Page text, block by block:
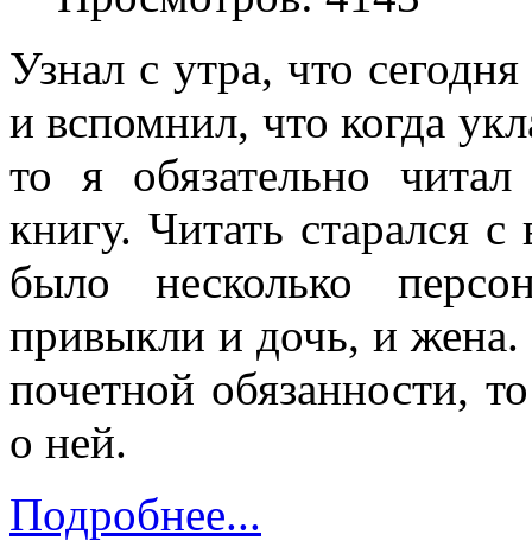
Узнал с утра, что
и вспомнил, что когда
то я обязательно
книгу. Читать старался
было несколько
привыкли и дочь, и жена.
почетной обязанности,
о ней.
Подробнее...